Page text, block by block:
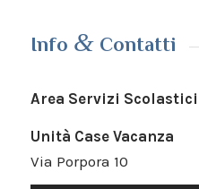
Info &Contatti
Area Servizi
Unità Case Vacanza
Via Porpora 10